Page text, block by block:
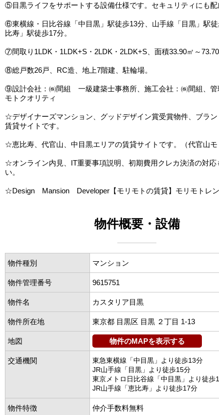
⑤目黒ライフをサポートする設備仕様です。セキュリティにも
⑥東横線・日比谷線「中目黒」駅徒歩13分、山手線「目黒」駅
比寿」駅徒歩17分。
⑦間取り1LDK・1LDK+S・2LDK・2LDK+S、面積33.90㎡～
⑧総戸数26戸、RC造、地上7階建、駐輪場。
⑨設計会社：㈱間組 一級建築士事務所、施工会社：㈱間組、管
モトクオリティ
☆デザイナーズマンション、グッドデザイン賞受賞物件、ブラ
賃貸サイトです。
☆恵比寿、代官山、中目黒エリアの賃貸サイトです。（代官山
☆オンライン内見、IT重要事項説明、初期費用クレカ決済の対応
い。
☆Design Mansion Developer【モリモトの賃貸】モリモトレ
物件概要・設備
物件種別 マンション
物件管理番号 9615751
物件名 カスタリア目黒
物件所在地 東京都 目黒区 目黒 ２丁目 1-13
地図 物件のMAPを表示する
交通機関
東急東横線「中目黒」より徒歩13分
JR山手線「目黒」より徒歩15分
東京メトロ日比谷線「中目黒」より徒歩
JR山手線「恵比寿」より徒歩17分
物件特徴 仲介手数料無料